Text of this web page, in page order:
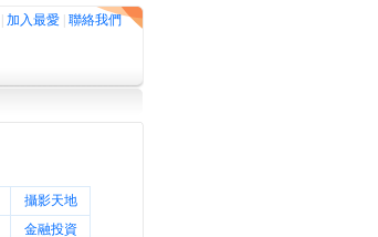
加入最愛 聯絡我們
攝影天地
金融投資